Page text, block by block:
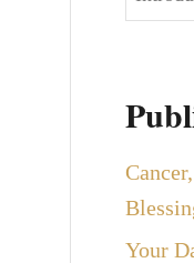
e
u
i
s
Your